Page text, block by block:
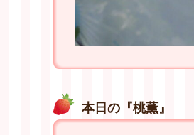
本日の『桃薫』